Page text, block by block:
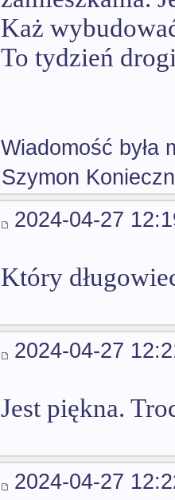
Każ
To tydzień
Wiadomość była
Szymon
2024-04-27
Który
2024-04-27
Jest piękna.
2024-04-27